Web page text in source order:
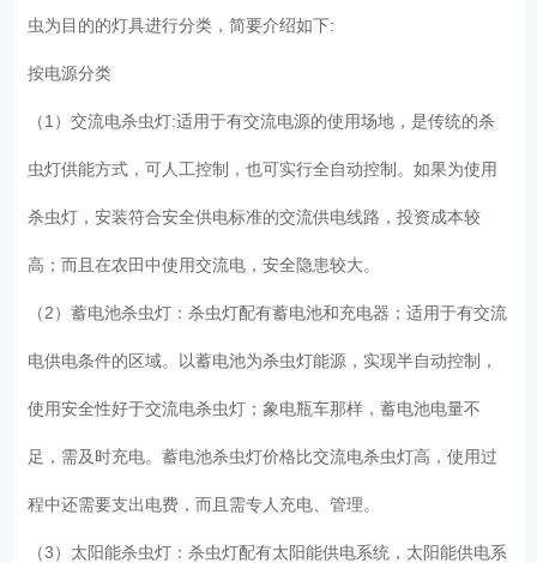
虫为目的的灯具进行分类，简要介绍如下:
按电源分类
（1）交流电杀虫灯:适用于有交流电源的使用场地，是传统的杀
虫灯供能方式，可人工控制，也可实行全自动控制。如果为使用
杀虫灯，安装符合安全供电标准的交流供电线路，投资成本较
高；而且在农田中使用交流电，安全隐患较大。
（2）蓄电池杀虫灯：杀虫灯配有蓄电池和充电器；适用于有交流
电供电条件的区域。以蓄电池为杀虫灯能源，实现半自动控制，
使用安全性好于交流电杀虫灯；象电瓶车那样，蓄电池电量不
足，需及时充电。蓄电池杀虫灯价格比交流电杀虫灯高，使用过
程中还需要支出电费，而且需专人充电、管理。
（3）太阳能杀虫灯：杀虫灯配有太阳能供电系统，太阳能供电系